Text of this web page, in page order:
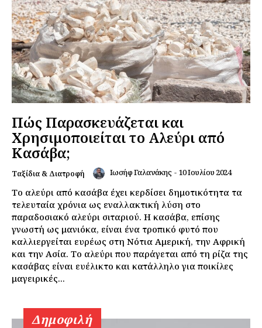
Πώς Παρασκευάζεται και
Χρησιμοποιείται το Αλεύρι από
Κασάβα;
Ταξίδια & Διατροφή Ιωσήφ Γαλανάκης - 10 Ιουλίου 2024
Το αλεύρι από κασάβα έχει κερδίσει δημοτικότητα τα
τελευταία χρόνια ως εναλλακτική λύση στο
παραδοσιακό αλεύρι σιταριού. Η κασάβα, επίσης
γνωστή ως μανιόκα, είναι ένα τροπικό φυτό που
καλλιεργείται ευρέως στη Νότια Αμερική, την Αφρική
και την Ασία. Το αλεύρι που παράγεται από τη ρίζα της
κασάβας είναι ευέλικτο και κατάλληλο για ποικίλες
μαγειρικές...
Δημοφιλή